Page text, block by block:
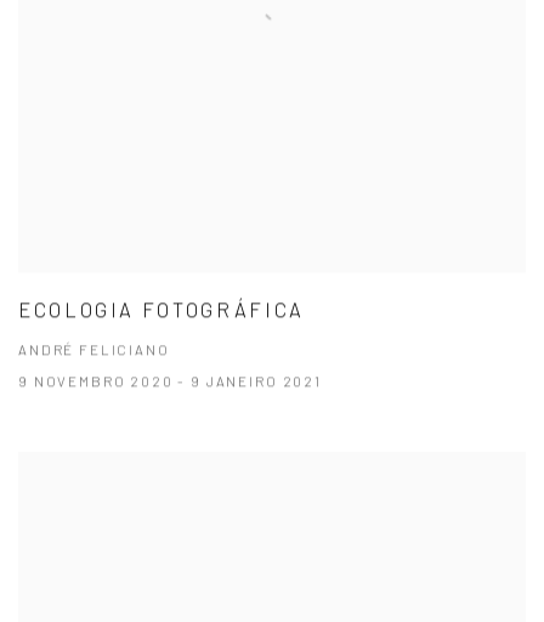
ECOLOGIA FOTOGRÁFICA
ANDRÉ FELICIANO
9 NOVEMBRO 2020 - 9 JANEIRO 2021